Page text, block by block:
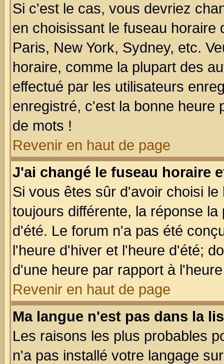
Si c'est le cas, vous devriez
en choisissant le fuseau
Paris, New York, Sydney, etc.
horaire, comme la plupart des
effectué par les utilisateurs
enregistré, c'est la bonne heure
de mots !
Revenir en haut de page
J'ai changé le fuseau horaire
Si vous êtes sûr d'avoir choisi
toujours différente, la réponse
d'été. Le forum n'a pas été
l'heure d'hiver et l'heure d'été;
d'une heure par rapport à
Revenir en haut de page
Ma langue n'est pas dans la
Les raisons les plus probables
n'a pas installé votre langage